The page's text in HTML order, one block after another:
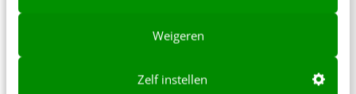
Weigeren
Zelf instellen